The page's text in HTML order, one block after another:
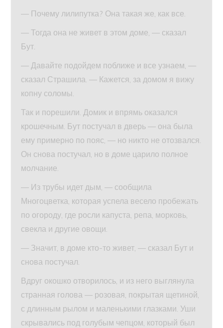
— Почему лилипутка? Она такая же, как все.
— Тогда она не живет в этом доме, — сказал
Бут.
— Давайте подойдем поближе и все узнаем, —
сказал Страшила. — Кажется, за домом я вижу
копну соломы.
Так и порешили. Домик и впрямь оказался
крошечным. Бут постучал в дверь — она была
ему примерно по пояс, — но никто не отозвался.
Он снова постучал, но в доме царило полное
молчание.
— Из трубы идет дым, — сообщила
Многоцветка, которая успела весело пробежать
по огороду, где росли капуста, репа, морковь,
свекла и другие овощи.
— Значит, в доме кто-то живет, — сказал Бут и
снова постучал.
Вдруг окошко отворилось, и из него выглянула
странная голова — розовая, покрытая щетиной,
с длинным рылом и маленькими глазками. Уши
скрывались под голубым чепцом, который был